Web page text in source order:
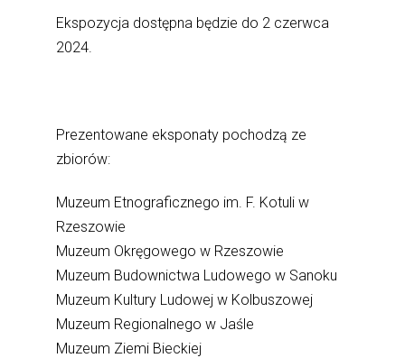
Ekspozycja dostępna będzie do 2 czerwca
2024.
Prezentowane eksponaty pochodzą ze
zbiorów:
Muzeum Etnograficznego im. F. Kotuli w
Rzeszowie
Muzeum Okręgowego w Rzeszowie
Muzeum Budownictwa Ludowego w Sanoku
Muzeum Kultury Ludowej w Kolbuszowej
Muzeum Regionalnego w Jaśle
Muzeum Ziemi Bieckiej